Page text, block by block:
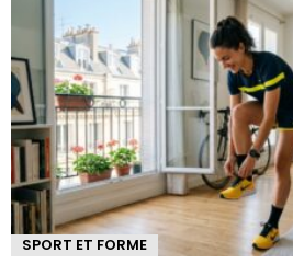
SPORT ET FORME